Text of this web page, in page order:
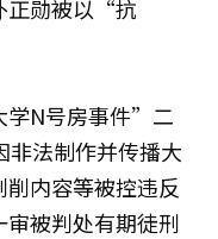
正勋被以“抗
学N号房事件”二
非法制作并传播大
内容等被控违反
审被判处有期徒刑